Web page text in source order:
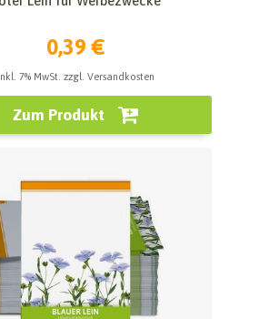
0,39 €
7% MwSt. zzgl. Versandkosten
Zum Produkt